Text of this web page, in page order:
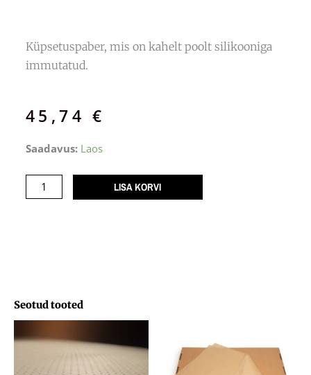
Küpsetuspaber, mis on kahelt poolt silikooniga
immutatud.
45,74€
Saadavus: Laos
Küpsetuspaber
/500
lehte
LISA KORVI
Seotud tooted